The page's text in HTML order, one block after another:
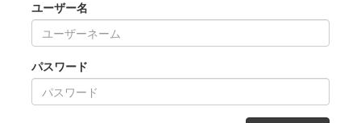
ユーザー名
パスワード